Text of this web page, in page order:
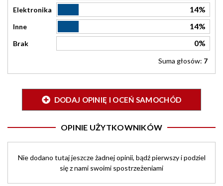
Elektronika 14%
Inne 14%
Brak 0%
Suma głosów: 7
DODAJ OPINIĘ I OCEŃ SAMOCHÓD
OPINIE UŻYTKOWNIKÓW
Nie dodano tutaj jeszcze żadnej opinii, bądź pierwszy i podziel
się z nami swoimi spostrzeżeniami